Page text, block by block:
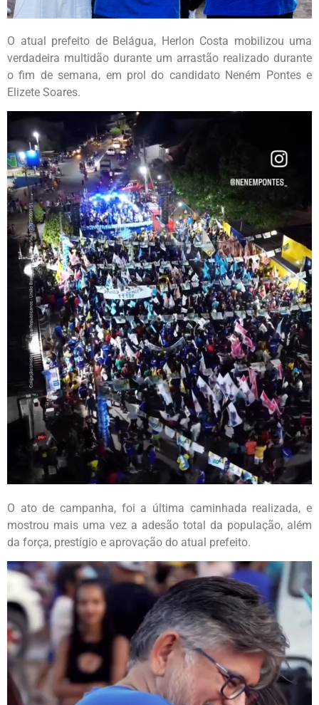
O atual prefeito de Belágua, Herlon Costa mobilizou uma
verdadeira multidão durante um arrastão realizado durante
o fim de semana, em prol do candidato Neném Pontes e
Elizete Soares.
O ato de campanha, foi a última caminhada realizada, e
mostrou mais uma vez a adesão total da população, além
da força, prestígio e aprovação do atual prefeito.